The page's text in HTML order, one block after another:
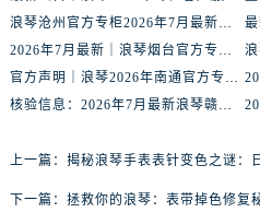
浪琴沧州官方专柜2026年7月最新客服电话｜门店信息+服务攻略
2026年7月最新｜浪琴烟台官方专柜客户服务热线全攻略，门店信息一网打尽
官方声明｜浪琴2026年南通官方专柜门店信息及客户服务热线最新公告
核验信息：2026年7月最新浪琴赣州官方专柜服务热线与门店公示
上一篇： 揭秘浪琴手表表针变色之谜：
下一篇： 拯救你的浪琴：表带掉色修复